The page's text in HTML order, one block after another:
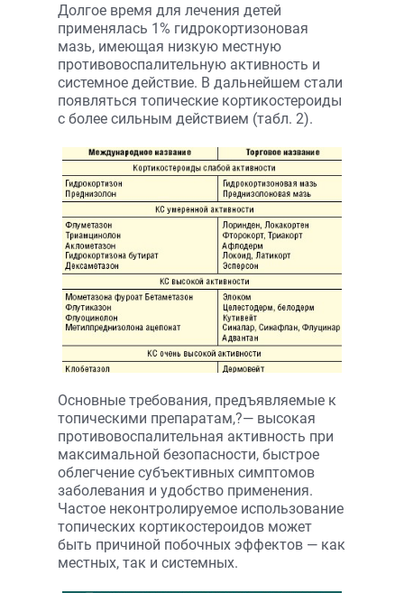
Долгое время для лечения детей
применялась 1% гидрокортизоновая
мазь, имеющая низкую местную
противовоспалительную активность и
системное действие. В дальнейшем стали
появляться топические кортикостероиды
с более сильным действием (табл. 2).
Основные требования, предъявляемые к
топическими препаратам,?— высокая
противовоспалительная активность при
максимальной безопасности, быстрое
облегчение субъективных симптомов
заболевания и удобство применения.
Частое неконтролируемое использование
топических кортикостероидов может
быть причиной побочных эффектов — как
местных, так и системных.